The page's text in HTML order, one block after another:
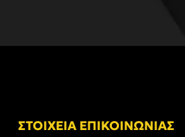
ΣΤΟΙΧΕΙΑ ΕΠΙΚΟΙΝΩΝΙΑΣ